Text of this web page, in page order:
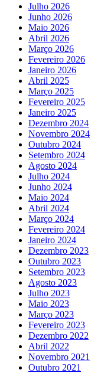
Julho 2026
Junho 2026
Maio 2026
Abril 2026
Março 2026
Fevereiro 2026
Janeiro 2026
Abril 2025
Março 2025
Fevereiro 2025
Janeiro 2025
Dezembro 2024
Novembro 2024
Outubro 2024
Setembro 2024
Agosto 2024
Julho 2024
Junho 2024
Maio 2024
Abril 2024
Março 2024
Fevereiro 2024
Janeiro 2024
Dezembro 2023
Outubro 2023
Setembro 2023
Agosto 2023
Julho 2023
Maio 2023
Março 2023
Fevereiro 2023
Dezembro 2022
Abril 2022
Novembro 2021
Outubro 2021